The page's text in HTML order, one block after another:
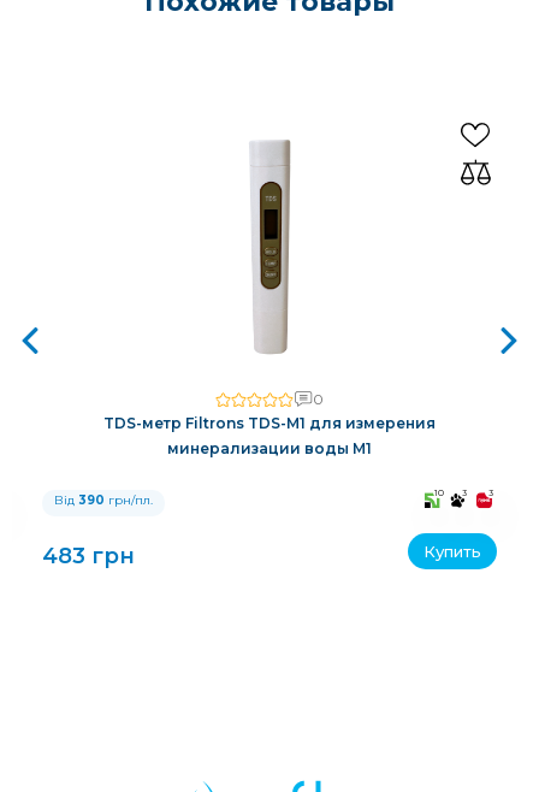
0
TDS-метр Filtrons TDS-M1 для измерения
минерализации воды M1
Від 390 грн/пл. 10 3 3
483 грн Купить